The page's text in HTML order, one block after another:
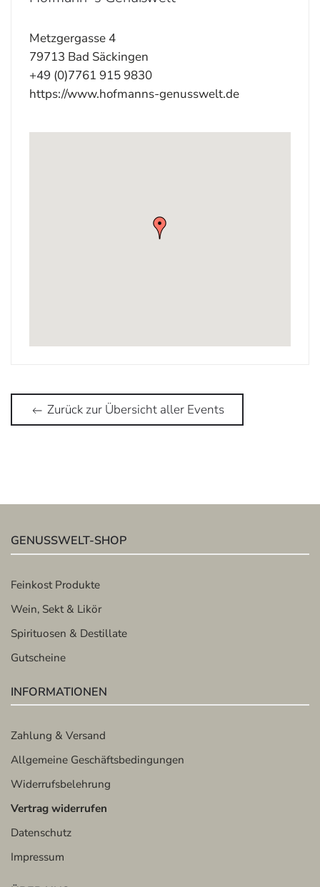
Metzgergasse 4
79713 Bad Säckingen
+49 (0)7761 915 9830
https://www.hofmanns-genusswelt.de
Zurück zur Übersicht aller Events
GENUSSWELT-SHOP
Feinkost Produkte
Wein, Sekt & Likör
Spirituosen & Destillate
Gutscheine
INFORMATIONEN
Zahlung & Versand
Allgemeine Geschäftsbedingungen
Widerrufsbelehrung
Vertrag widerrufen
Datenschutz
Impressum